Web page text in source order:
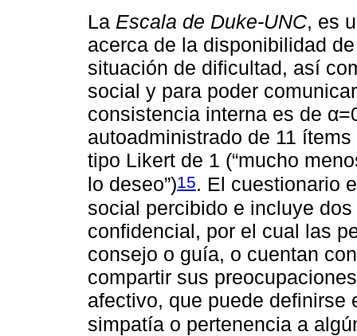
La Escala de Duke-UNC, es
acerca de la disponibilidad
situación de dificultad, así
social y para poder
consistencia interna es de
autoadministrado de 11
tipo Likert de 1 (“mucho
lo deseo”)15. El cuestionario
social percibido e incluye
confidencial, por el cual las
consejo o guía, o cuentan
compartir sus
afectivo, que puede definirse
simpatía o pertenencia a